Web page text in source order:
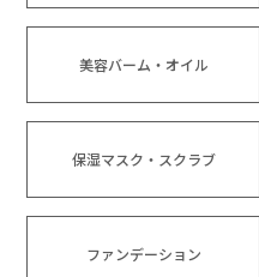
美容バーム・オイル
保湿マスク・スクラブ
ファンデーション